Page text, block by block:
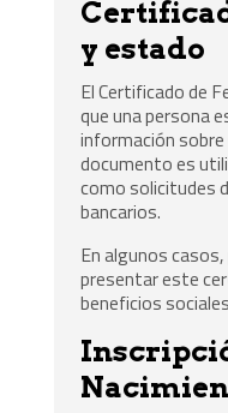
y estado
El Certificado de
que una persona
información
documento es
como solicitudes
bancarios.
En algunos
presentar este
beneficios